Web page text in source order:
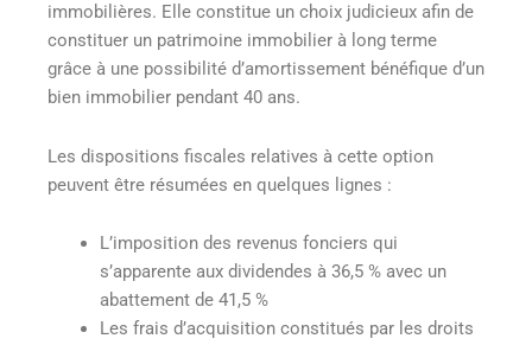
immobilières. Elle constitue un choix judicieux afin de
constituer un patrimoine immobilier à long terme
grâce à une possibilité d’amortissement bénéfique d’un
bien immobilier pendant 40 ans.
Les dispositions fiscales relatives à cette option
peuvent être résumées en quelques lignes :
L’imposition des revenus fonciers qui
s’apparente aux dividendes à 36,5 % avec un
abattement de 41,5 %
Les frais d’acquisition constitués par les droits